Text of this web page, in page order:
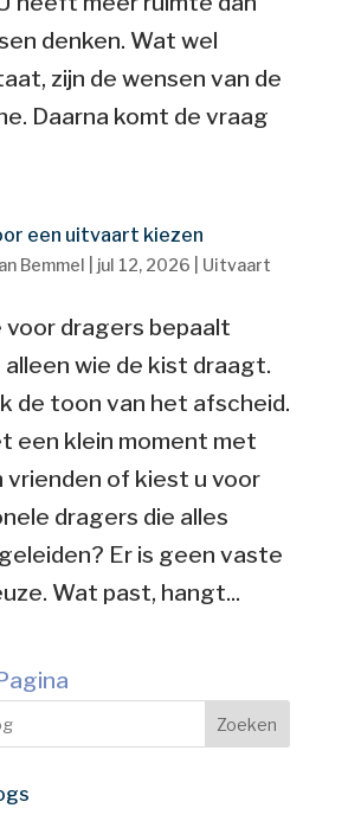
denken. Wat wel
zijn de wensen van de
Daarna komt de vraag
een uitvaart kiezen
Bemmel jul 12, 2026 Uitvaart
voor dragers bepaalt
alleen wie de kist draagt.
de toon van het afscheid.
een klein moment met
vrienden of kiest u voor
dragers die alles
Er is geen vaste
Wat past, hangt...
Zoeken